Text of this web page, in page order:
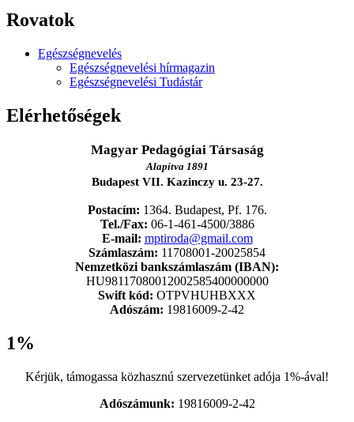
Rovatok
Egészségnevelés
Egészségnevelési hírmagazin
Egészségnevelési Tudástár
Elérhetőségek
Magyar Pedagógiai Társaság
Alapítva 1891
Budapest VII. Kazinczy u. 23-27.
Postacím: 1364. Budapest, Pf. 176.
Tel./Fax: 06-1-461-4500/3886
E-mail: mptiroda@gmail.com
Számlaszám: 11708001-20025854
Nemzetközi bankszámlaszám (IBAN):
HU98117080012002585400000000
Swift kód: OTPVHUHBXXX
Adószám: 19816009-2-42
1%
Kérjük, támogassa közhasznú szervezetünket adója 1%-ával!
Adószámunk: 19816009-2-42